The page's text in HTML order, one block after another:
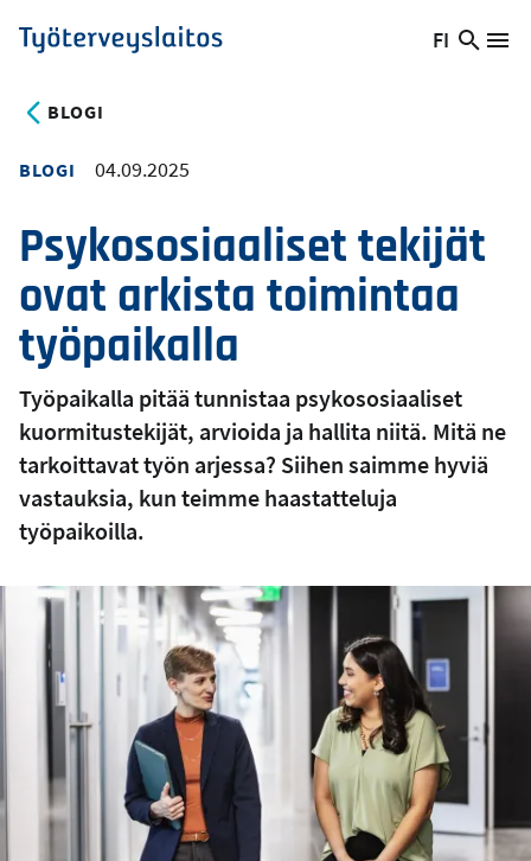
Hyppää
pääsisältöön
Työterveyslaitos
Vaihda
FI
Hae
BLOGI
BLOGI 04.09.2025
Psykososiaaliset tekijät
ovat arkista toimintaa
työpaikalla
Työpaikalla pitää tunnistaa psykososiaaliset
kuormitustekijät, arvioida ja hallita niitä. Mitä ne
tarkoittavat työn arjessa? Siihen saimme hyviä
vastauksia, kun teimme haastatteluja
työpaikoilla.